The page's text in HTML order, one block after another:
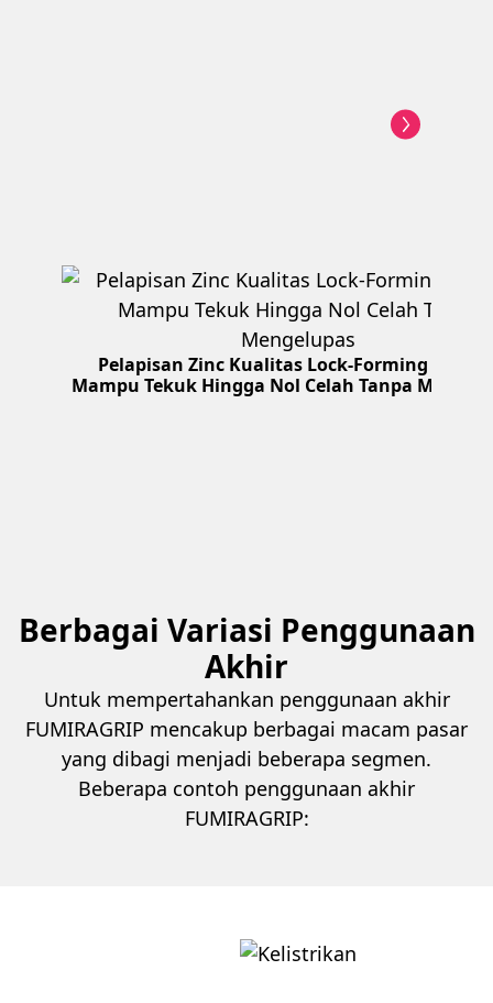
Pelapisan Zinc Kualitas Lock-Forming
Mampu Tekuk Hingga Nol Celah Tanpa
Berbagai Variasi Penggunaan
Akhir
Untuk mempertahankan penggunaan akhir
FUMIRAGRIP mencakup berbagai macam pasar
yang dibagi menjadi beberapa segmen.
Beberapa contoh penggunaan akhir
FUMIRAGRIP: